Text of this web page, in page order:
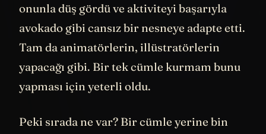
onunla düş gördü ve aktiviteyi başarıyla
avokado gibi cansız bir nesneye adapte etti.
Tam da animatörlerin, illüstratörlerin
yapacağı gibi. Bir tek cümle kurmam bunu
yapması için yeterli oldu.
Peki sırada ne var? Bir cümle yerine bin